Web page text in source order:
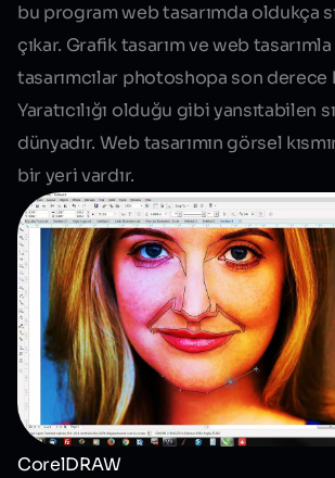
bu program web tasarımda oldukça
çıkar. Grafik tasarım ve web
tasarımcılar photoshopa son derece
Yaratıcılığı olduğu gibi yansıtabilen
dünyadır. Web tasarımın görsel
bir yeri vardır.
CorelDRAW